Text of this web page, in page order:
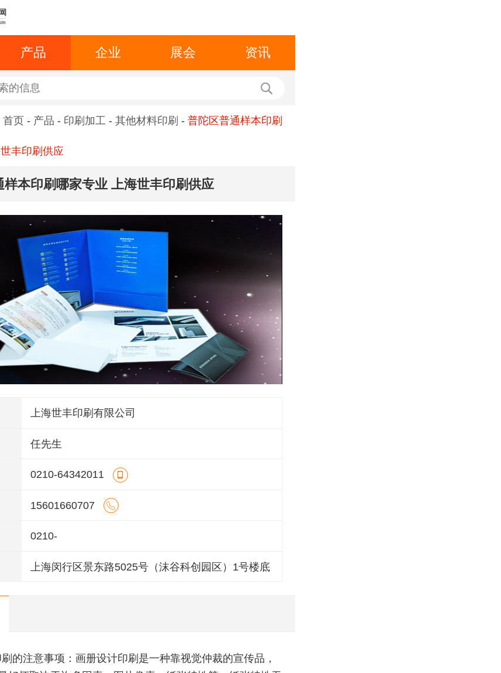
产品 企业 展会 资讯
首页 - 产品 - 印刷加工 - 其他材料印刷 - 普陀区普通样本印刷
丰印刷供应
样本印刷哪家专业 上海世丰印刷供应
上海世丰印刷有限公司
任先生
0210-64342011
15601660707
0210-
上海闵行区景东路5025号（沫谷科创园区）1号楼底
的注意事项：画册设计印刷是一种靠视觉仲裁的宣传品，